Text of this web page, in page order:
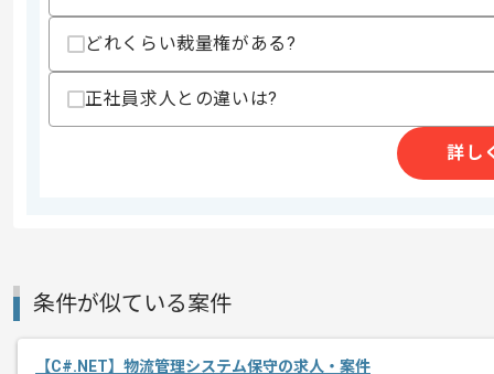
支払いサイト
15日
2019/07/01
エージェントからのコ
メント
どれくらい裁量権がある?
正社員求人との違いは?
詳し
条件が似ている案件
【C#.NET】物流管理システム保守の求人・案件